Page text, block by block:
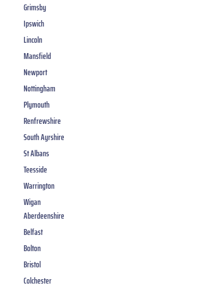
Grimsby
Ipswich
Lincoln
Mansfield
Newport
Nottingham
Plymouth
Renfrewshire
South Ayrshire
St Albans
Teesside
Warrington
Wigan
Aberdeenshire
Belfast
Bolton
Bristol
Colchester